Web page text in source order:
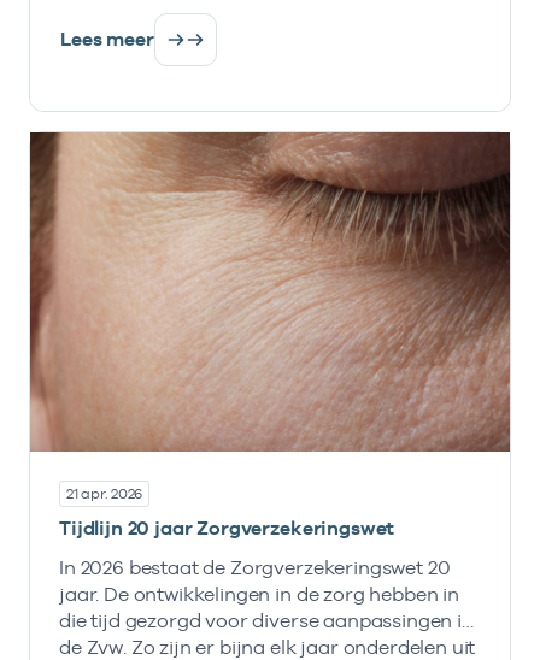
Lees meer
21 apr. 2026
Tijdlijn 20 jaar Zorgverzekeringswet
In 2026 bestaat de Zorgverzekeringswet 20
jaar. De ontwikkelingen in de zorg hebben in
die tijd gezorgd voor diverse aanpassingen in
de Zvw. Zo zijn er bijna elk jaar onderdelen uit